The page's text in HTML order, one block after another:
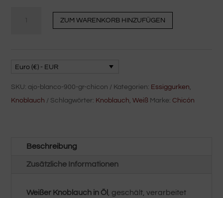
Chicón
ZUM WARENKORB HINZUFÜGEN
Euro (€) - EUR
SKU: ajo-blanco-900-gr-chicon Kategorien: Essiggurken,
Knoblauch
Schlagwörter: Knoblauch,Weiß Marke:Chicón
Beschreibung
Zusätzliche Informationen
Weißer Knoblauch in Öl
, geschält, verarbeitet